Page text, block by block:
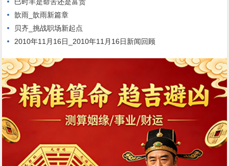
歆雨_歆雨新篇章
贝齐_挑战职场新起点
2010年11月16日_2010年11月16日新闻回顾